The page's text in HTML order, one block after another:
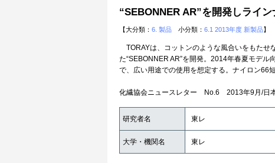
“SEBONNER AR”を開発しライ
【大分類： 6. 製品 小分類： 6.1 2013年度 新製品】
TORAYは、コットンのような風合いをもたせ
た“SEBONNER AR”を開発。2014年春夏モデ
で、広い用途での使用を想定する。ナイロン66
化繊協会ニュースレター No.6 2013年9月/日
研究者名 東レ
大学・機関名 東レ